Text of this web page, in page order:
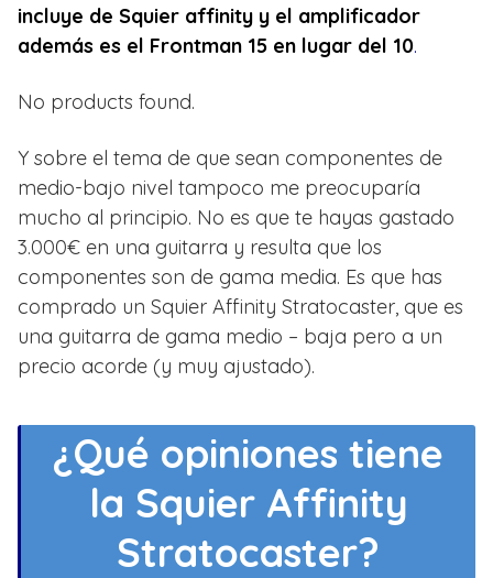
incluye de Squier affinity y el amplificador
además es el Frontman 15 en lugar del 10.
No products found.
Y sobre el tema de que sean componentes de
medio-bajo nivel tampoco me preocuparía
mucho al principio. No es que te hayas gastado
3.000€ en una guitarra y resulta que los
componentes son de gama media. Es que has
comprado un Squier Affinity Stratocaster, que es
una guitarra de gama medio – baja pero a un
precio acorde (y muy ajustado).
¿Qué opiniones tiene
la Squier Affinity
Stratocaster?